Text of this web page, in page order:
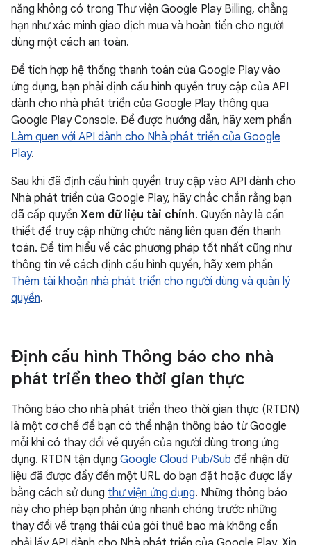
năng không có trong Thư viện Google Play Billing, chẳng
hạn như xác minh giao dịch mua và hoàn tiền cho người
dùng một cách an toàn.
Để tích hợp hệ thống thanh toán của Google Play vào
ứng dụng, bạn phải định cấu hình quyền truy cập của API
dành cho nhà phát triển của Google Play thông qua
Google Play Console. Để được hướng dẫn, hãy xem phần
Làm quen với API dành cho Nhà phát triển của Google
Play.
Sau khi đã định cấu hình quyền truy cập vào API dành cho
Nhà phát triển của Google Play, hãy chắc chắn rằng bạn
đã cấp quyền Xem dữ liệu tài chính. Quyền này là cần
thiết để truy cập những chức năng liên quan đến thanh
toán. Để tìm hiểu về các phương pháp tốt nhất cũng như
thông tin về cách định cấu hình quyền, hãy xem phần
Thêm tài khoản nhà phát triển cho người dùng và quản lý
quyền.
Định cấu hình Thông báo cho nhà
phát triển theo thời gian thực
Thông báo cho nhà phát triển theo thời gian thực (RTDN)
là một cơ chế để bạn có thể nhận thông báo từ Google
mỗi khi có thay đổi về quyền của người dùng trong ứng
dụng. RTDN tận dụng Google Cloud Pub/Sub để nhận dữ
liệu đã được đẩy đến một URL do bạn đặt hoặc được lấy
bằng cách sử dụng thư viện ứng dụng. Những thông báo
này cho phép bạn phản ứng nhanh chóng trước những
thay đổi về trạng thái của gói thuê bao mà không cần